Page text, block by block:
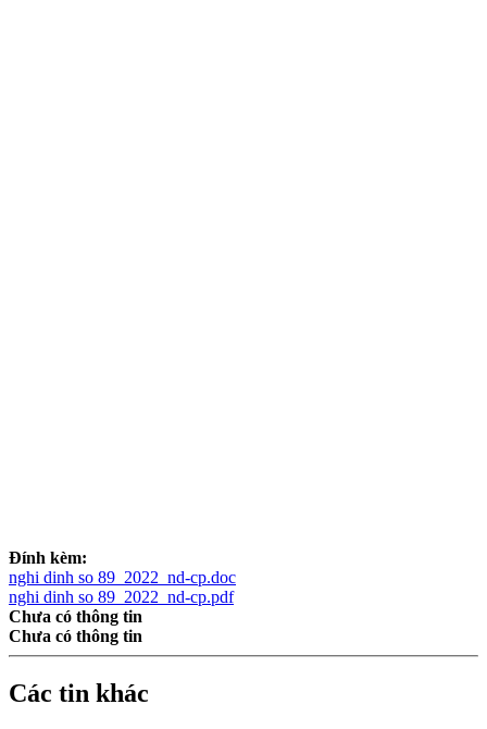
Đính kèm:
nghi dinh so 89_2022_nd-cp.doc
nghi dinh so 89_2022_nd-cp.pdf
Chưa có thông tin
Chưa có thông tin
Các tin khác